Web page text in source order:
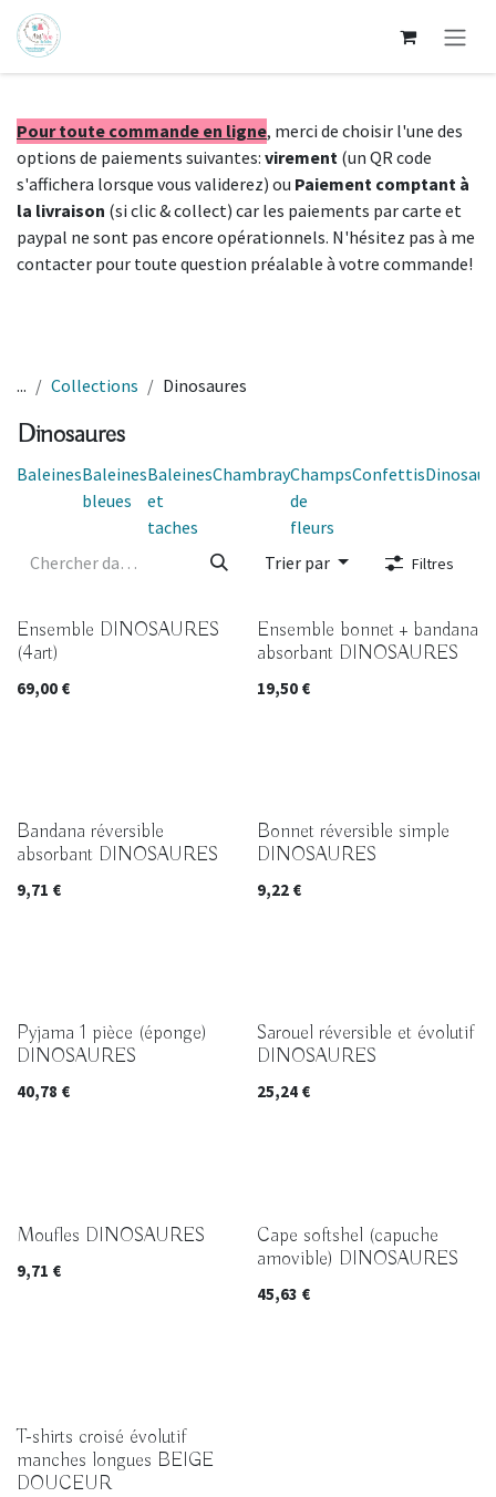
Se rendre au contenu
Pour toute commande en ligne, merci de choisir l'une des
options de paiements suivantes: virement (un QR code
s'affichera lorsque vous validerez) ou Paiement comptant à
la livraison (si clic & collect) car les paiements par carte et
paypal ne sont pas encore opérationnels. N'hésitez pas à me
contacter pour toute question préalable à votre commande!
... Collections Dinosaures
Dinosaures
BaleinesBaleines
bleues
Baleines
et
taches
ChambrayChamps
de
fleurs
Confettis
Trier par Filtres
Ensemble DINOSAURES
(4art)
69,00 €
Ensemble bonnet + bandana
absorbant DINOSAURES
19,50€
Bandana réversible
absorbant DINOSAURES
9,71 €
Bonnet réversible simple
DINOSAURES
9,22€
Pyjama 1 pièce (éponge)
DINOSAURES
40,78 €
Sarouel réversible et évolutif
DINOSAURES
25,24€
Moufles DINOSAURES
9,71 €
Cape softshel (capuche
amovible) DINOSAURES
45,63 €
T-shirts croisé évolutif
manches longues BEIGE
DOUCEUR